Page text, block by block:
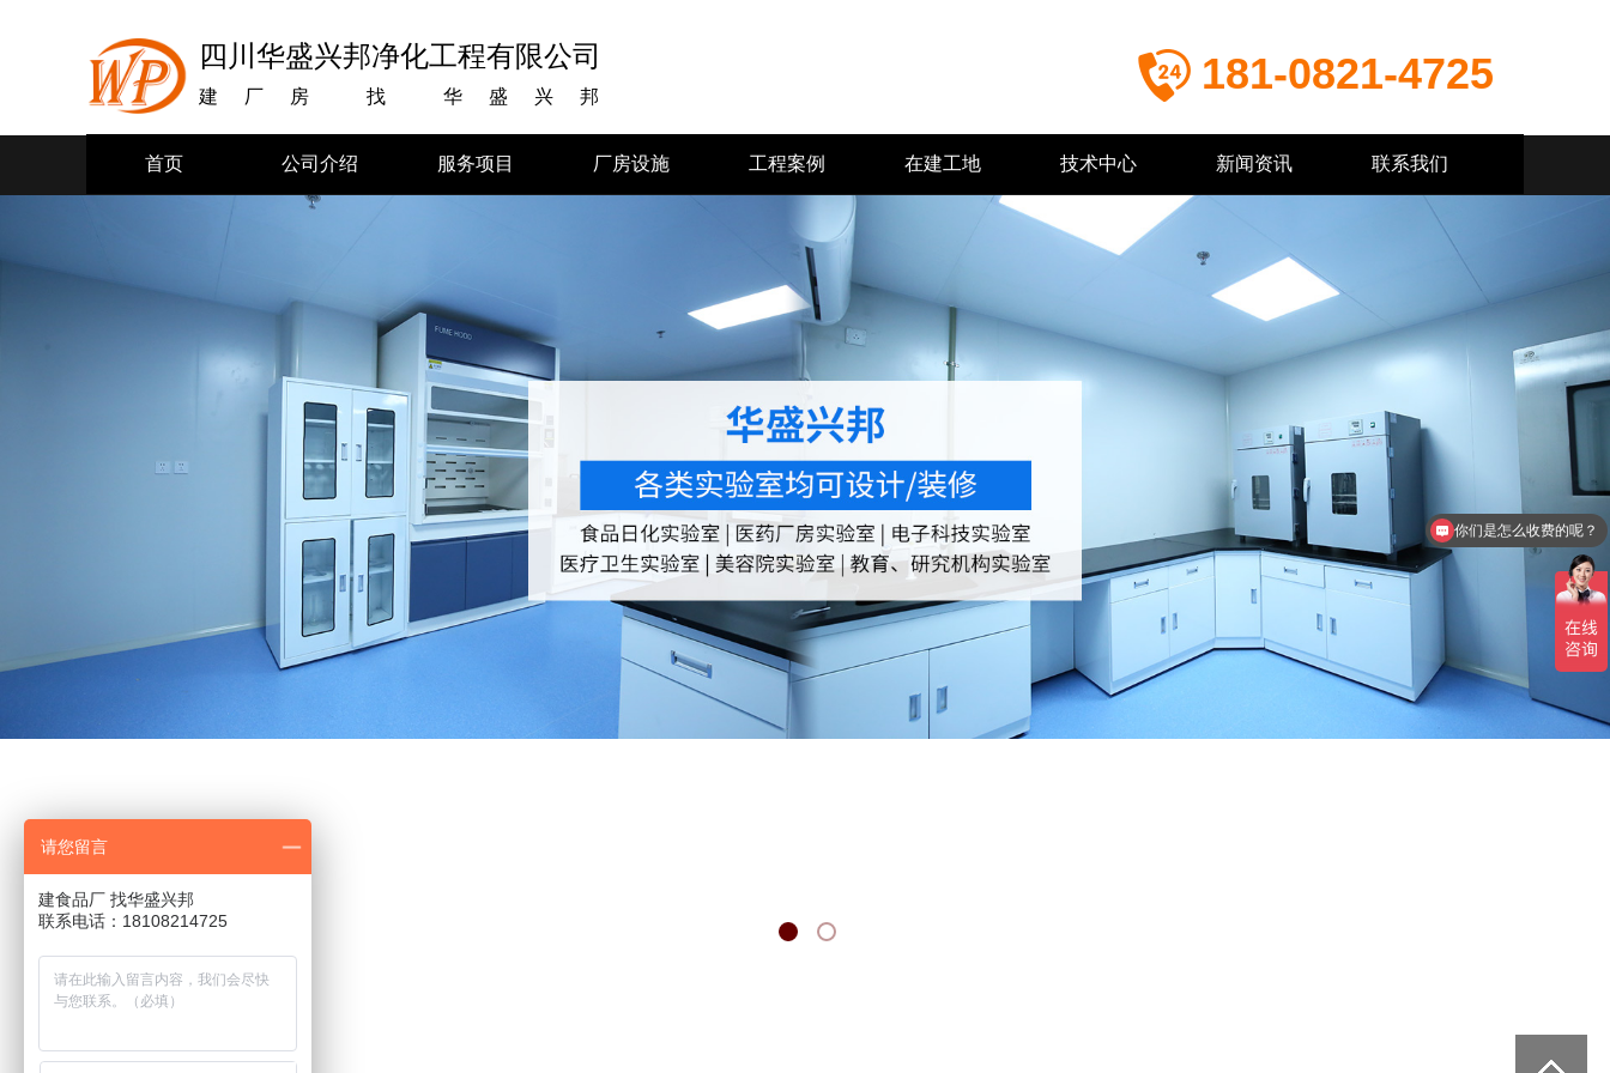
181-0821-4725
四川华盛兴邦净化工程有限公司
建厂房 找 华盛兴邦
首页 公司介绍 服务项目 厂房设施 工程案例 在建工地 技术中心 新闻资讯 联系我们
你们是怎么收费的呢？
请您留言
建食品厂 找华盛兴邦
联系电话：18108214725